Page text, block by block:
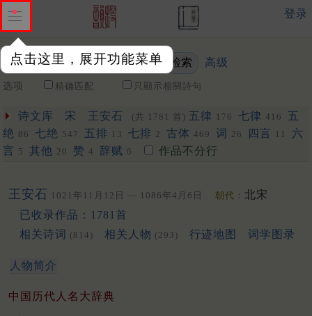
点击这里，展开功能菜单
登录
关键词 高级
选项 精确匹配 只顯示相關詩句
诗文库 宋 王安石 (共 1781 首) 五律 176 七律 416
五
绝 86 七绝 547 五排 13 七排 2 古体 469 词 26 四言 11
六
言 5 其他 20 赞 4 辞赋 6 作品不分行
王安石 1021年11月12日 — 1086年4月6日 朝代： 北宋
已收录作品：1781首
相关诗词 (814) 相关人物 (293) 行迹地图 词学图录
人物简介
中国历代人名大辞典